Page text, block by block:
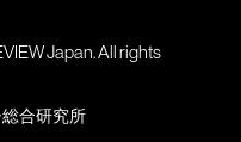
Japan. All rights
合研究所